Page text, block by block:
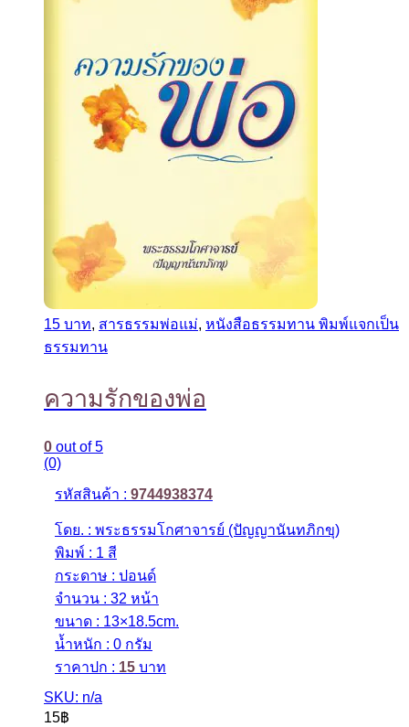
15 บาท, สารธรรมพ่อแม่, หนังสือธรรมทาน พิมพ์แจกเป็น
ธรรมทาน
ความรักของพ่อ
0 out of 5
(0)
รหัสสินค้า : 9744938374
โดย. : พระธรรมโกศาจารย์ (ปัญญานันทภิกขุ)
พิมพ์ : 1 สี
กระดาษ : ปอนด์
จำนวน : 32 หน้า
ขนาด : 13×18.5cm.
น้ำหนัก : 0 กรัม
ราคาปก : 15 บาท
SKU: n/a
15฿